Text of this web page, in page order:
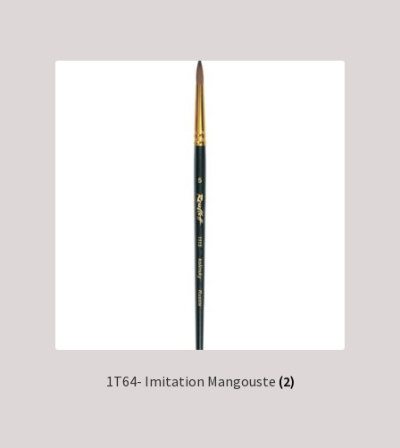
1T64- Imitation Mangouste (2)